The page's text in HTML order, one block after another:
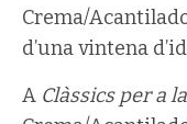
Crema/
d’una vintena
A Clàssics per a